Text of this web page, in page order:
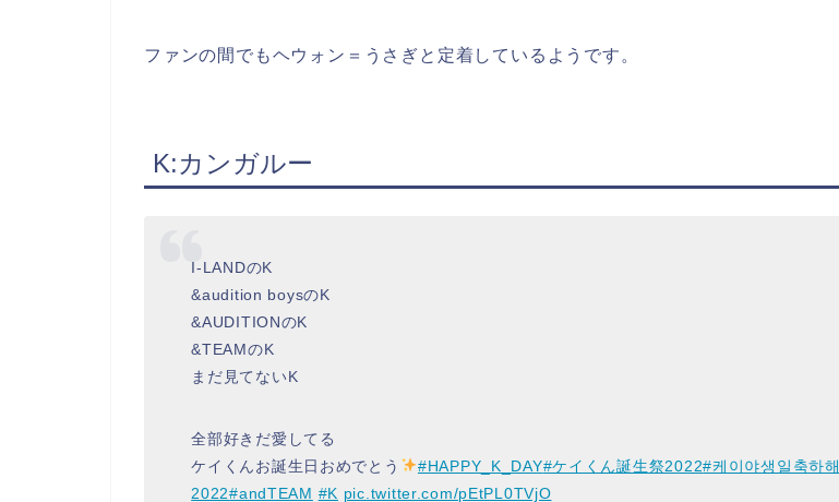
ファンの間でもヘウォン＝うさぎと定着しているようです。
K:カンガルー
I-LANDのK
&audition boysのK
&AUDITIONのK
&TEAMのK
まだ見てないK
全部好きだ愛してる
ケイくんお誕生日おめでとう
#HAPPY_K_DAY#ケイくん誕生祭2022#케이야생일축하해
2022#andTEAM #K pic.twitter.com/pEtPL0TVjO